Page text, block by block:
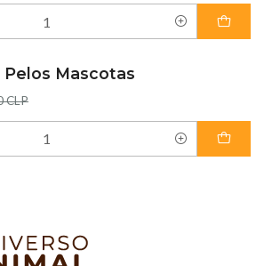
Pelos Mascotas
CLP